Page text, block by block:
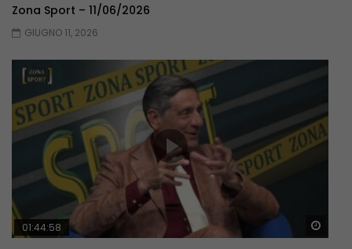
Zona Sport – 11/06/2026
GIUGNO 11, 2026
01:44:58